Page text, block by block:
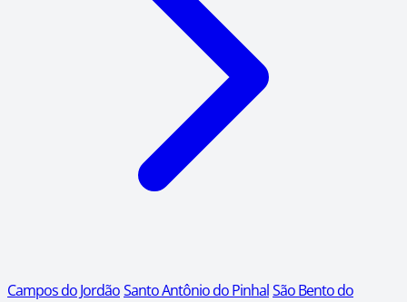
Campos do JordãoSanto Antônio do PinhalSão Bento do